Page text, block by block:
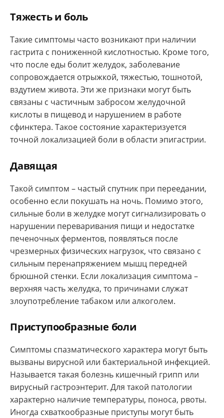
Тяжесть и боль
Такие симптомы часто возникают при наличии
гастрита с пониженной кислотностью. Кроме того,
что после еды болит желудок, заболевание
сопровождается отрыжкой, тяжестью, тошнотой,
вздутием живота. Эти же признаки могут быть
связаны с частичным забросом желудочной
кислоты в пищевод и нарушением в работе
сфинктера. Такое состояние характеризуется
точной локализацией боли в области эпигастрии.
Давящая­
Такой симптом – частый спутник при переедании,
особенно если покушать на ночь. Помимо этого,
сильные боли в желудке могут сигнализировать о
нарушении переваривания пищи и недостатке
печеночных ферментов, появляться после
чрезмерных физических нагрузок, что связано с
сильным перенапряжением мышц передней
брюшной стенки. Если локализация симптома –
верхняя часть желудка, то причинами служат
злоупотребление табаком или алкоголем.
Приступообразные боли
Симптомы спазматического характера могут быть
вызваны вирусной или бактериальной инфекцией.
Называется такая болезнь кишечный грипп или
вирусный гастроэнтерит. Для такой патологии
характерно наличие температуры, поноса, рвоты.
Иногда схваткообразные приступы могут быть